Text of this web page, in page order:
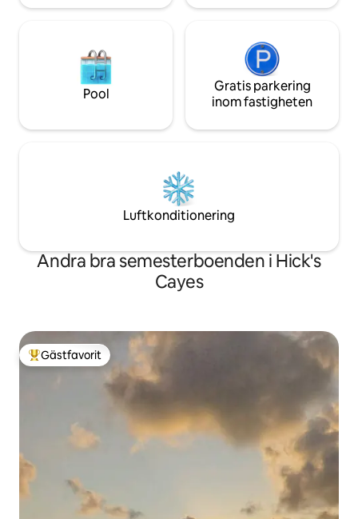
Pool
Gratis parkering
inom fastigheten
Luftkonditionering
Andra bra semesterboenden i Hick's
Cayes
Populär gästfavorit
Gästfavorit